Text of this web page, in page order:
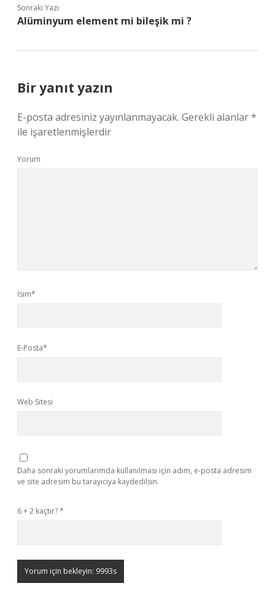
Sonraki Yazı
Alüminyum element mi bileşik mi ?
Bir yanıt yazın
E-posta adresiniz yayınlanmayacak. Gerekli alanlar*
ile işaretlenmişlerdir
Yorum
İsim*
E-Posta*
Web Sitesi
Daha sonraki yorumlarımda kullanılması için adım, e-posta adresim
ve site adresim bu tarayıcıya kaydedilsin.
6 + 2 kaçtır?*